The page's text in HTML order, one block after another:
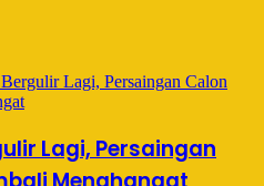
Lagi, Persaingan